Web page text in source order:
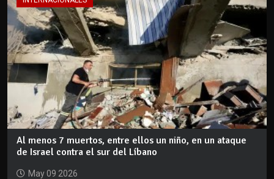
Al menos 7 muertos, entre ellos un niño, en un ataque
de Israel contra el sur del Líbano
May 09 2026